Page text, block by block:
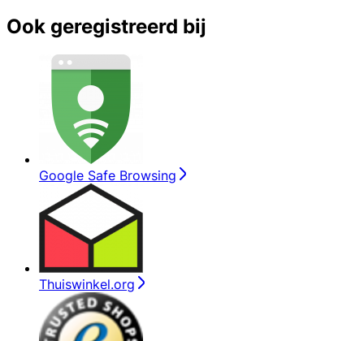
Ook geregistreerd bij
Google Safe Browsing
Thuiswinkel.org